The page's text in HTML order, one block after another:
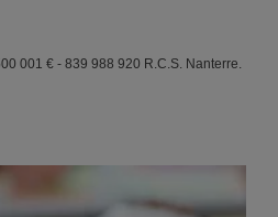
001 € - 839 988 920 R.C.S. Nanterre.​